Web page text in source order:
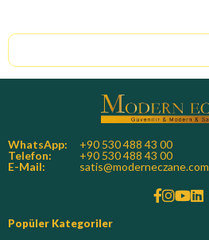
WhatsApp:
+90 530 488 43 00
Telefon:
+90 530 488 43 00
E-Mail:
satis@moderneczane.com
Popüler Kategoriler